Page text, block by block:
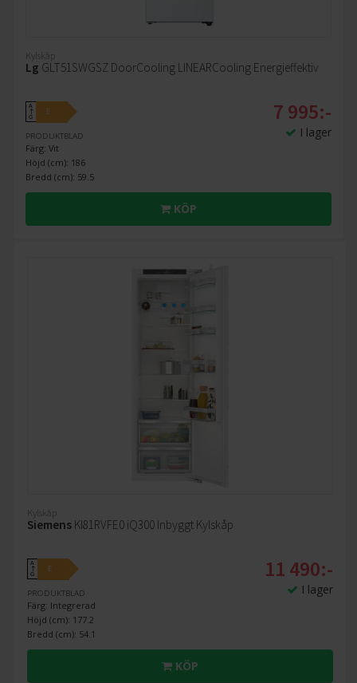
Kylskåp
Lg GLT51SWGSZ DoorCooling LINEARCooling Energieffektiv
A
↑
G
E
PRODUKTBLAD
Färg: Vit
Höjd (cm): 186
Bredd (cm): 59.5
7 995:-
I lager
KÖP
Kylskåp
Siemens KI81RVFE0 iQ300 Inbyggt Kylskåp
A
↑
G
E
PRODUKTBLAD
Färg: Integrerad
Höjd (cm): 177.2
Bredd (cm): 54.1
11 490:-
I lager
KÖP